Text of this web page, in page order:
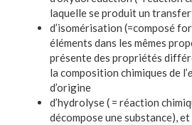
laquelle se produit un
d’isomérisation (=composé
éléments dans les mêmes
présente des propriétés
la composition chimiques de l’
d’origine
d’hydrolyse ( = réaction
décompose une substance),